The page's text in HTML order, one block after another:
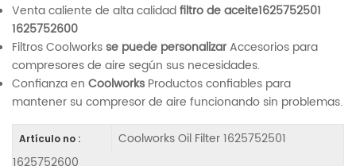
Venta caliente de alta calidadfiltro de aceite1625752501
1625752600
Filtros Coolworks se puede personalizarAccesorios para
compresores de aire según sus necesidades.
Confianza en Coolworks Productos confiables para
mantener su compresor de aire funcionando sin problemas.
Artículo no :
Coolworks Oil Filter 1625752501
1625752600